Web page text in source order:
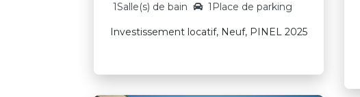
1Salle(s) de bain
1Place de parking
Investissement locatif, Neuf, PINEL 2025